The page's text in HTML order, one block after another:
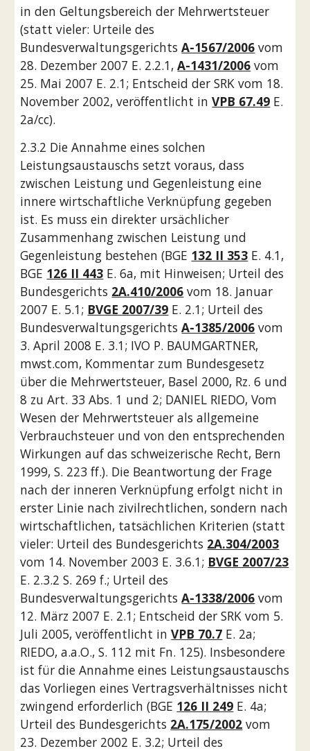
in den Geltungsbereich der Mehrwertsteuer
(statt vieler: Urteile des
Bundesverwaltungsgerichts A-1567/2006 vom
28. Dezember 2007 E. 2.2.1, A-1431/2006 vom
25. Mai 2007 E. 2.1; Entscheid der SRK vom 18.
November 2002, veröffentlicht in VPB 67.49 E.
2a/cc).
2.3.2 Die Annahme eines solchen
Leistungsaustauschs setzt voraus, dass
zwischen Leistung und Gegenleistung eine
innere wirtschaftliche Verknüpfung gegeben
ist. Es muss ein direkter ursächlicher
Zusammenhang zwischen Leistung und
Gegenleistung bestehen (BGE 132 II 353 E. 4.1,
BGE 126 II 443 E. 6a, mit Hinweisen; Urteil des
Bundesgerichts 2A.410/2006 vom 18. Januar
2007 E. 5.1; BVGE 2007/39 E. 2.1; Urteil des
Bundesverwaltungsgerichts A-1385/2006 vom
3. April 2008 E. 3.1; IVO P. BAUMGARTNER,
mwst.com, Kommentar zum Bundesgesetz
über die Mehrwertsteuer, Basel 2000, Rz. 6 und
8 zu Art. 33 Abs. 1 und 2; DANIEL RIEDO, Vom
Wesen der Mehrwertsteuer als allgemeine
Verbrauchsteuer und von den entsprechenden
Wirkungen auf das schweizerische Recht, Bern
1999, S. 223 ff.). Die Beantwortung der Frage
nach der inneren Verknüpfung erfolgt nicht in
erster Linie nach zivilrechtlichen, sondern nach
wirtschaftlichen, tatsächlichen Kriterien (statt
vieler: Urteil des Bundesgerichts 2A.304/2003
vom 14. November 2003 E. 3.6.1; BVGE 2007/23
E. 2.3.2 S. 269 f.; Urteil des
Bundesverwaltungsgerichts A-1338/2006 vom
12. März 2007 E. 2.1; Entscheid der SRK vom 5.
Juli 2005, veröffentlicht in VPB 70.7 E. 2a;
RIEDO, a.a.O., S. 112 mit Fn. 125). Insbesondere
ist für die Annahme eines Leistungsaustauschs
das Vorliegen eines Vertragsverhältnisses nicht
zwingend erforderlich (BGE 126 II 249 E. 4a;
Urteil des Bundesgerichts 2A.175/2002 vom
23. Dezember 2002 E. 3.2; Urteil des